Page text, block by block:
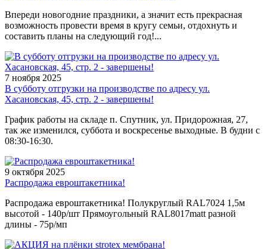
Впереди новогодние праздники, а значит есть прекрасная
возможность провести время в кругу семьи, отдохнуть и
составить планы на следующий год!...
7 ноября 2025
В субботу отгрузки на производстве по адресу ул.
Хасановская, 45, стр. 2 - завершены!
График работы на складе п. Спутник, ул. Придорожная, 27,
так же изменился, суббота и воскресенье выходные. В будни с
08:30-16:30.
9 октября 2025
Распродажа евроштакетника!
Распродажа евроштакетника! Полукруглый RAL7024 1,5м
высотой - 140р/шт Прямоугольный RAL8017matt разной
длины - 75р/мп